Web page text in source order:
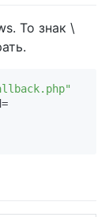
То знак \